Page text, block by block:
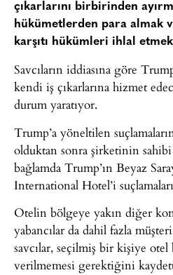
çıkarlarını birbirinden
hükümetlerden para almak
karşıtı hükümleri ihlal
Savcıların iddiasına göre
kendi iş çıkarlarına hizmet
durum yaratıyor.
Trump’a yöneltilen
olduktan sonra şirketinin sahibi
bağlamda Trump’ın Beyaz
International Hotel’i
Otelin bölgeye yakın diğer
yabancılar da dahil fazla
savcılar, seçilmiş bir kişiye otel
verilmemesi gerektiğini